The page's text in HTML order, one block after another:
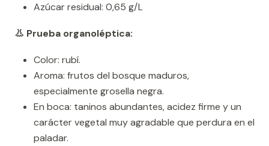
Azúcar residual: 0,65 g/L
👃 Prueba organoléptica:
Color: rubí.
Aroma: frutos del bosque maduros,
especialmente grosella negra.
En boca: taninos abundantes, acidez firme y un
carácter vegetal muy agradable que perdura en el
paladar.